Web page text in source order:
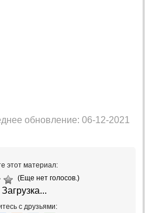
обновление: 06-12-2021
этот материал:
(Еще нет голосов.)
Загрузка...
с друзьями: